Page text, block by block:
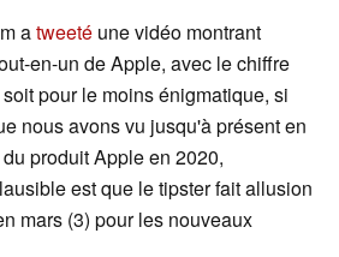
atweeté une vidéo montrant
en-un de Apple, avec le chiffre
pour le moins énigmatique, si
nous avons vu jusqu'à présent en
produit Apple en 2020,
est que le tipster fait allusion
mars (3) pour les nouveaux